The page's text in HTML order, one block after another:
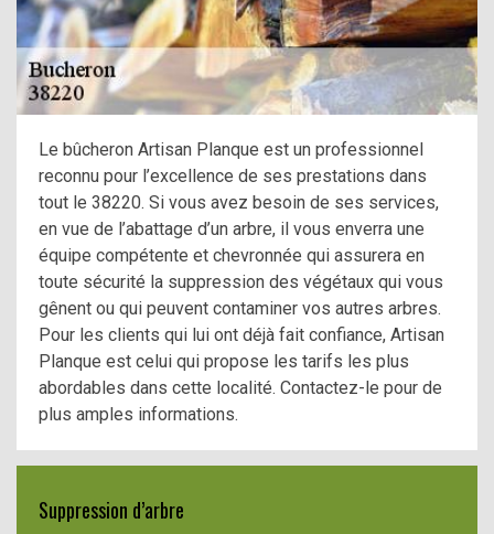
Le bûcheron Artisan Planque est un professionnel
reconnu pour l’excellence de ses prestations dans
tout le 38220. Si vous avez besoin de ses services,
en vue de l’abattage d’un arbre, il vous enverra une
équipe compétente et chevronnée qui assurera en
toute sécurité la suppression des végétaux qui vous
gênent ou qui peuvent contaminer vos autres arbres.
Pour les clients qui lui ont déjà fait confiance, Artisan
Planque est celui qui propose les tarifs les plus
abordables dans cette localité. Contactez-le pour de
plus amples informations.
Suppression d’arbre